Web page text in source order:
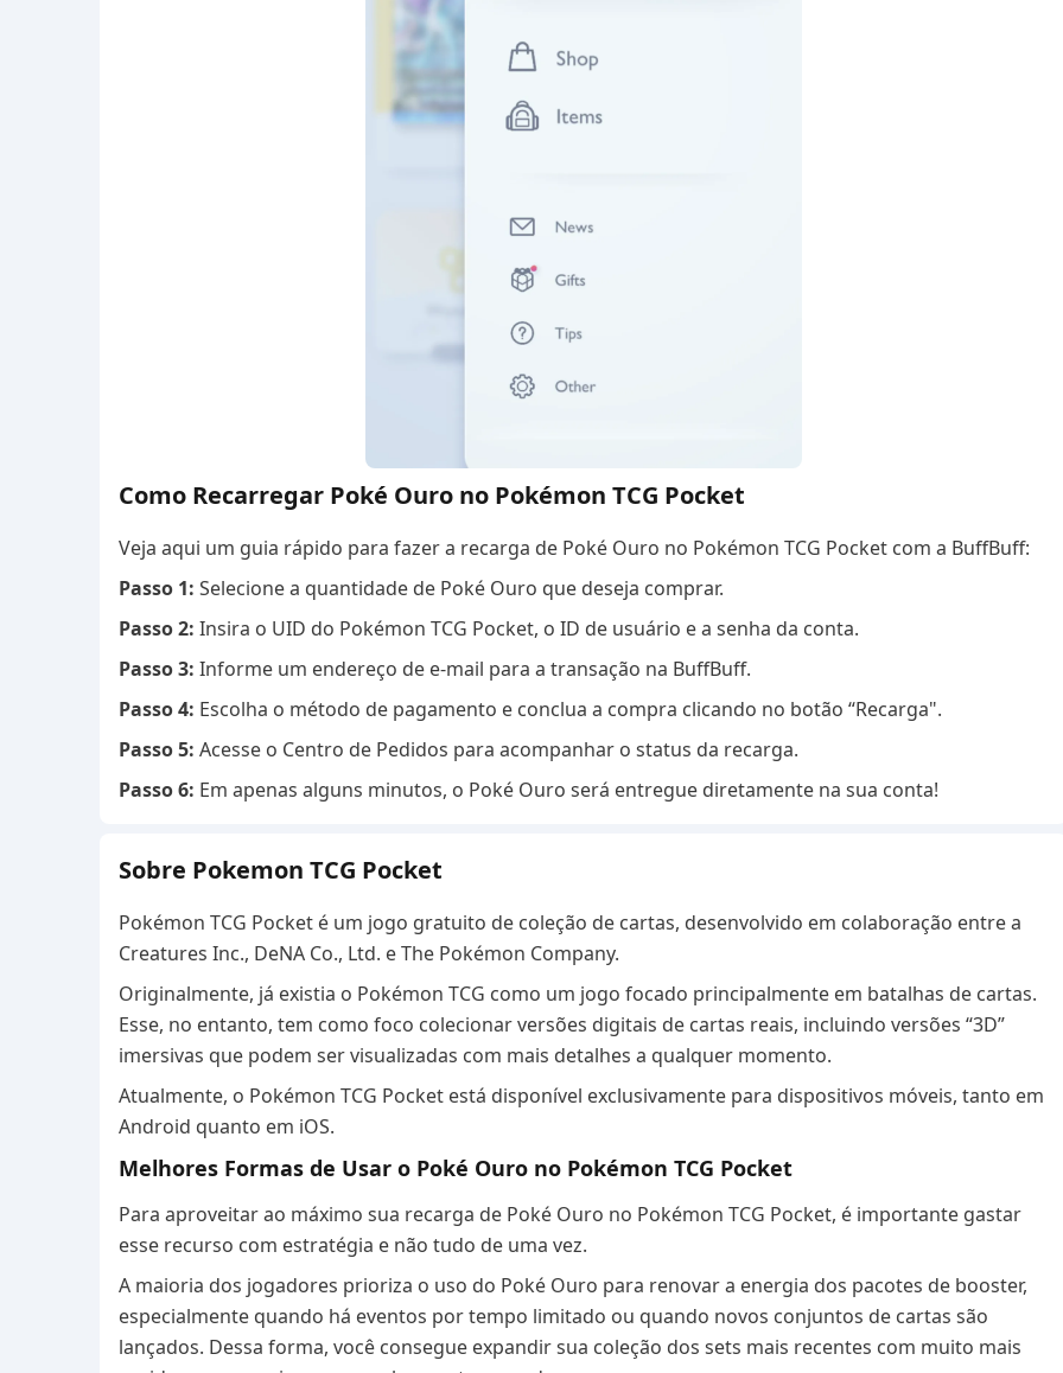
Como Recarregar Poké Ouro no Pokémon TCG Pocket
Veja aqui um guia rápido para fazer a recarga de Poké Ouro no Pokémon TCG Pocket com a BuffBuff:
Passo 1: Selecione a quantidade de Poké Ouro que deseja comprar.
Passo 2: Insira o UID do Pokémon TCG Pocket, o ID de usuário e a senha da conta.
Passo 3: Informe um endereço de e-mail para a transação na BuffBuff.
Passo 4: Escolha o método de pagamento e conclua a compra clicando no botão “Recarga".
Passo 5: Acesse o Centro de Pedidos para acompanhar o status da recarga.
Passo 6: Em apenas alguns minutos, o Poké Ouro será entregue diretamente na sua conta!
Sobre Pokemon TCG Pocket
Pokémon TCG Pocket é um jogo gratuito de coleção de cartas, desenvolvido em colaboração entre a
Creatures Inc., DeNA Co., Ltd. e The Pokémon Company.
Originalmente, já existia o Pokémon TCG como um jogo focado principalmente em batalhas de cartas.
Esse, no entanto, tem como foco colecionar versões digitais de cartas reais, incluindo versões “3D”
imersivas que podem ser visualizadas com mais detalhes a qualquer momento.
Atualmente, o Pokémon TCG Pocket está disponível exclusivamente para dispositivos móveis, tanto em
Android quanto em iOS.
Melhores Formas de Usar o Poké Ouro no Pokémon TCG Pocket
Para aproveitar ao máximo sua recarga de Poké Ouro no Pokémon TCG Pocket, é importante gastar
esse recurso com estratégia e não tudo de uma vez.
A maioria dos jogadores prioriza o uso do Poké Ouro para renovar a energia dos pacotes de booster,
especialmente quando há eventos por tempo limitado ou quando novos conjuntos de cartas são
lançados. Dessa forma, você consegue expandir sua coleção dos sets mais recentes com muito mais